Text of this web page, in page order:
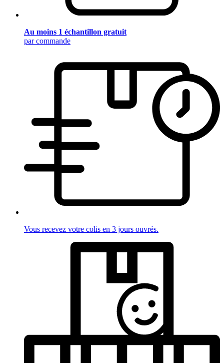
Au moins 1 échantillon gratuit
par commande
Vous recevez votre colis en 3 jours ouvrés.